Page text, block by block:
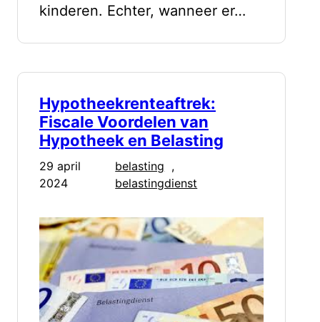
kinderen. Echter, wanneer er…
Hypotheekrenteaftrek:
Fiscale Voordelen van
Hypotheek en Belasting
29 april
2024
belasting
belastingdienst